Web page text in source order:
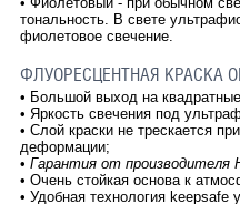
тональность. В свете
фиолетовое свечение.
ФЛУОРЕСЦЕНТНАЯ КРАСКА
• Большой выход на
• Яркость свечения под
• Слой краски не трескается
деформации;
• Гарантия от производителя
• Очень стойкая основа к
• Удобная технология keepsafe